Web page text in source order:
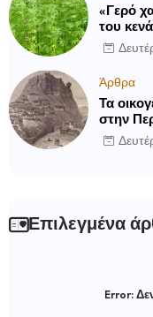
«Γερό
του
Άρθρα
Τα
στην
Επιλεγμένα
Error: